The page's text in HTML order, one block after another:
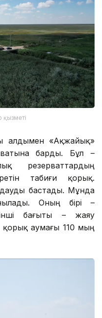
қызметі
алдымен «Ақжайық»
барды. Бұл –
резерваттардың
табиғи қорық.
бастады. Мұнда
Оның бірі –
бағыты – жаяу
қорық аумағы 110 мың